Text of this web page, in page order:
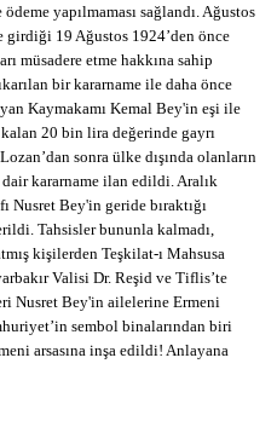
yapılmaması sağlandı. Ağustos
girdiği 19 Ağustos 1924’den önce
müsadere etme hakkına sahip
bir kararname ile daha önce
Kaymakamı Kemal Bey'in eşi ile
20 bin lira değerinde gayrı
sonra ülke dışında olanların
dair kararname ilan edildi. Aralık
Nusret Bey'in geride bıraktığı
Tahsisler bununla kalmadı,
kişilerden Teşkilat-ı Mahsusa
Valisi Dr. Reşid ve Tiflis’te
Nusret Bey'in ailelerine Ermeni
sembol binalarından biri
arsasına inşa edildi! Anlayana